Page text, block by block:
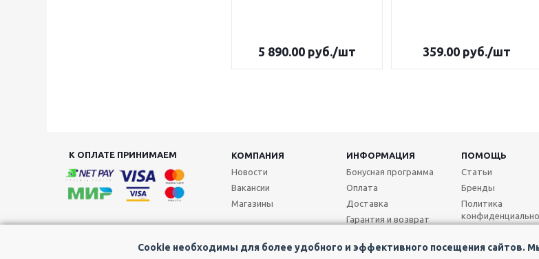
Cookie необходимы для более удобного и эффективного посещения сайтов.
5 890.00 руб./шт 359.00 руб./шт
К ОПЛАТЕ ПРИНИМАЕМ КОМПАНИЯ ИНФОРМАЦИЯ
ПОМОЩЬ
Новости
Вакансии
Магазины
Бонусная программа
Оплата
Доставка
Гарантия и возврат
Статьи
Бренды
Политика